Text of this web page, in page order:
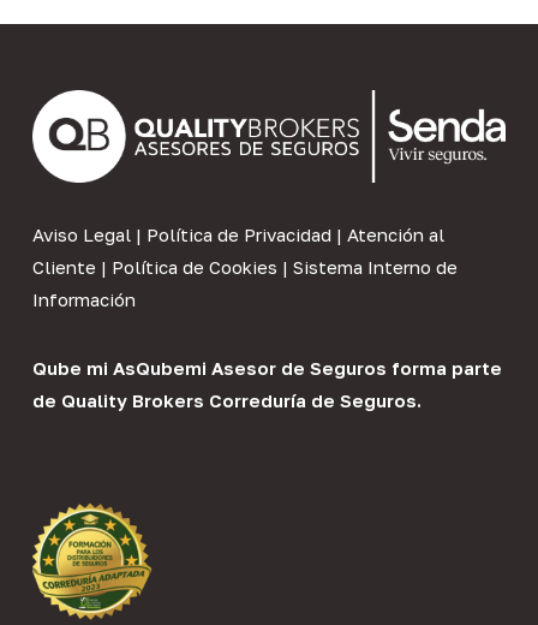
Aviso Legal| Política de Privacidad | Atención al
Cliente | Política de Cookies | Sistema Interno de
Información
Qube mi AsQubemi Asesor de Seguros forma parte
de Quality Brokers Correduría de Seguros.